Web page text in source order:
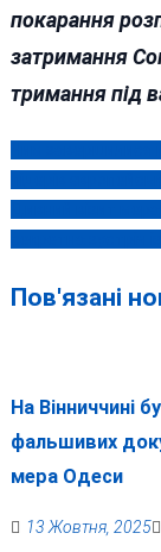
покарання
затримання
тримання під
Навігація
записів
Пов'язані
На Вінниччині
фальшивих
мера Одеси
13 Жовтня, 2025